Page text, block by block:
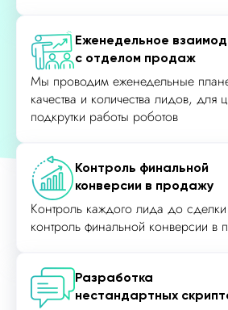
Еженедельное
с отделом продаж
Мы проводим еженедельные
качества и количества лидов, для
подкрутки работы роботов
Контроль финальной
конверсии в продажу
Контроль каждого лида до
контроль финальной конверсии в
Разработка
нестандартных